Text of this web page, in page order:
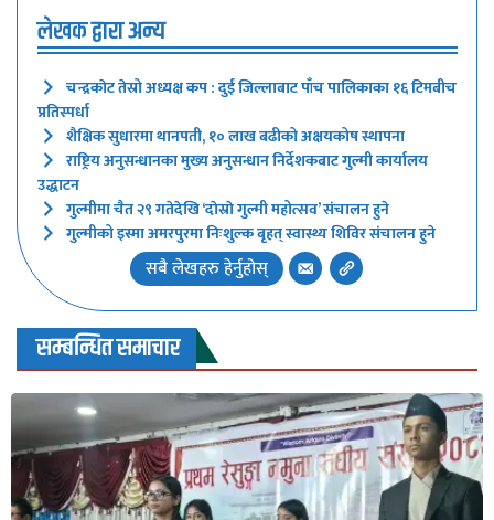
लेखक द्वारा अन्य
चन्द्रकाेट तेस्रो अध्यक्ष कप : दुई जिल्लाबाट पाँच पालिकाका १६ टिमबीच
प्रतिस्पर्धा
शैक्षिक सुधारमा थानपती, १० लाख बढीको अक्षयकोष स्थापना
राष्ट्रिय अनुसन्धानका मुख्य अनुसन्धान निर्देशकबाट गुल्मी कार्यालय
उद्धाटन
गुल्मीमा चैत २९ गतेदेखि ‘दाेस्राे गुल्मी महोत्सव’ संचालन हुने
गुल्मीको इस्मा अमरपुरमा निःशुल्क बृहत् स्वास्थ्य शिविर संचालन हुने
सबै लेखहरु हेर्नुहोस्
सम्बन्धित समाचार